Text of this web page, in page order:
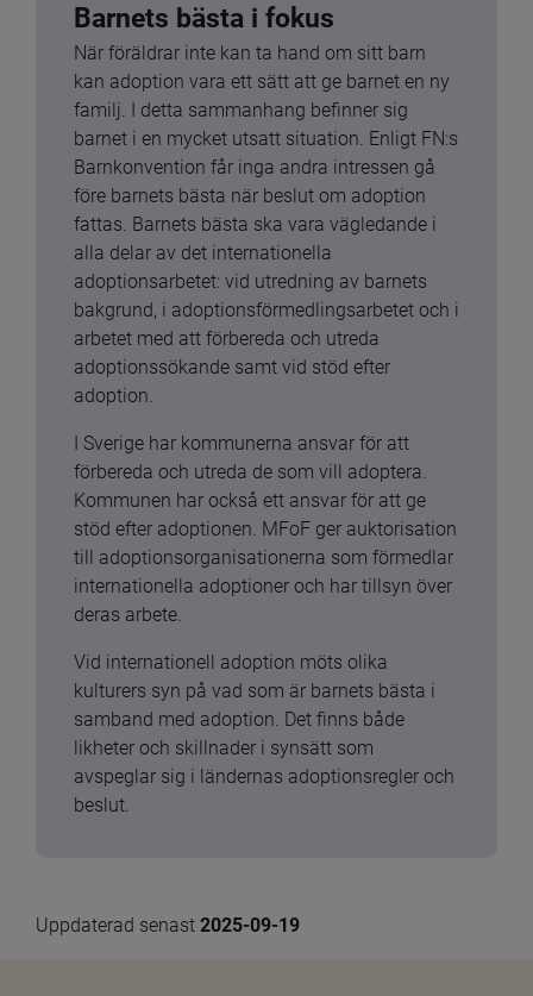
Barnets bästa i fokus
När föräldrar inte kan ta hand om sitt barn
kan adoption vara ett sätt att ge barnet en ny
familj. I detta sammanhang befinner sig
barnet i en mycket utsatt situation. Enligt FN:s
Barnkonvention får inga andra intressen gå
före barnets bästa när beslut om adoption
fattas. Barnets bästa ska vara vägledande i
alla delar av det internationella
adoptionsarbetet: vid utredning av barnets
bakgrund, i adoptionsförmedlingsarbetet och i
arbetet med att förbereda och utreda
adoptionssökande samt vid stöd efter
adoption.
I Sverige har kommunerna ansvar för att
förbereda och utreda de som vill adoptera.
Kommunen har också ett ansvar för att ge
stöd efter adoptionen. MFoF ger auktorisation
till adoptionsorganisationerna som förmedlar
internationella adoptioner och har tillsyn över
deras arbete.
Vid internationell adoption möts olika
kulturers syn på vad som är barnets bästa i
samband med adoption. Det finns både
likheter och skillnader i synsätt som
avspeglar sig i ländernas adoptionsregler och
beslut.
Uppdaterad senast 2025-09-19